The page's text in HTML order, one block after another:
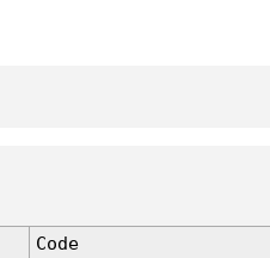
Code